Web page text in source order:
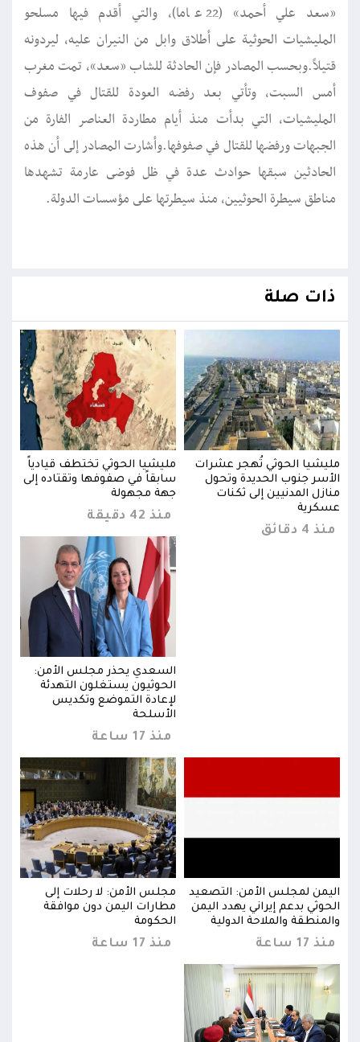
«سعد علي أحمد» (22 عاما)، والتي أقدم فيها مسلحو
المليشيات الحوثية على أطلاق وابل من النيران عليه، ليردونه
قتيلاً.وبحسب المصادر فإن الحادثة للشاب «سعد»، تمت مغرب
أمس السبت، وتأتي بعد رفضه العودة للقتال في صفوف
المليشيات، التي بدأت منذ أيام مطاردة العناصر الفارة من
الجبهات ورفضها للقتال في صفوفها.وأشارت المصادر إلى أن هذه
الحادثين سبقها حوادث عدة في ظل فوضى عارمة تشهدها
مناطق سيطرة الحوثيين، منذ سيطرتها على مؤسسات الدولة.
ذات صلة
مليشيا الحوثي تُهجر عشرات
الأسر جنوب الحديدة وتحول
منازل المدنيين إلى ثكنات
عسكرية
منذ 4 دقائق
مليشيا الحوثي تختطف قيادياً
سابقاً في صفوفها وتقتاده إلى
جهة مجهولة
منذ 42 دقيقة
السعدي يحذر مجلس الأمن:
الحوثيون يستغلون التهدئة
لإعادة التموضع وتكديس
الأسلحة
منذ 17 ساعة
اليمن لمجلس الأمن: التصعيد
الحوثي بدعم إيراني يهدد اليمن
والمنطقة والملاحة الدولية
منذ 17 ساعة
مجلس الأمن: لا رحلات إلى
مطارات اليمن دون موافقة
الحكومة
منذ 17 ساعة